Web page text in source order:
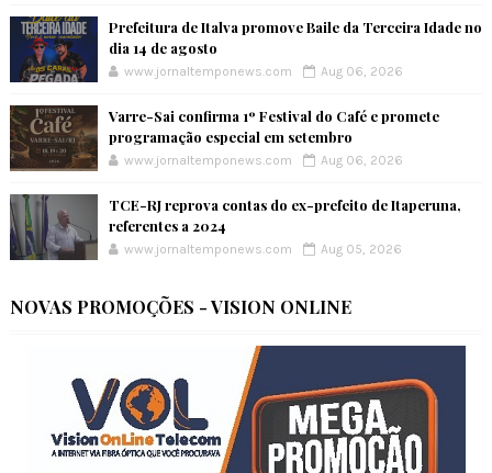
Prefeitura de Italva promove Baile da Terceira Idade no
dia 14 de agosto
www.jornaltemponews.com Aug 06, 2026
Varre-Sai confirma 1º Festival do Café e promete
programação especial em setembro
www.jornaltemponews.com Aug 06, 2026
TCE-RJ reprova contas do ex-prefeito de Itaperuna,
referentes a 2024
www.jornaltemponews.com Aug 05, 2026
NOVAS PROMOÇÕES - VISION ONLINE